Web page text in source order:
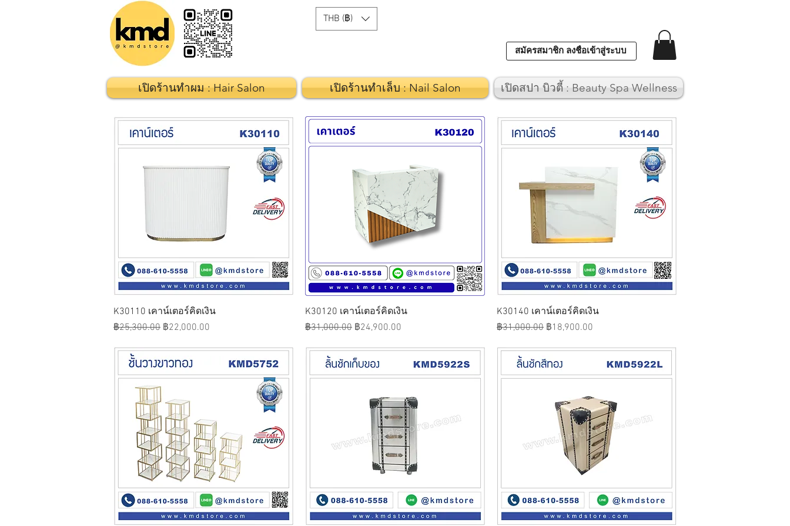
THB (฿)
สมัครสมาชิก ลงชื่อเข้าสู่ระบบ
เปิดร้านทำผม : Hair Salon เปิดร้านทำเล็บ : Nail Salon เปิดสปา บิวตี้ : Beauty Spa Wellness
ดูข้อมูลด่วน
K30110 เคาน์เตอร์คิดเงิน
ราคาปกติ
฿25,300.00 ราคาขายลด
฿22,000.00
ดูข้อมูลด่วน
K30120 เคาน์เตอร์คิดเงิน
ราคาปกติ
฿31,000.00 ราคาขายลด
฿24,900.00
ดูข้อมูลด่วน
K30140 เคาน์เตอร์คิดเงิน
ราคาปกติ
฿31,000.00 ราคาขายลด
฿18,900.00